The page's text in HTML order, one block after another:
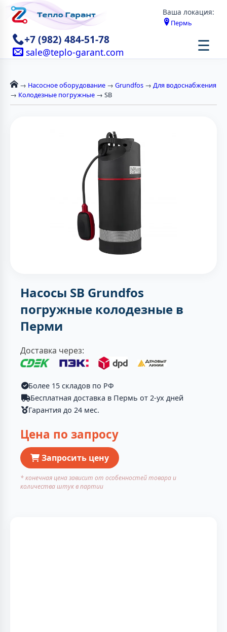
Ваша локация:
Пермь
+7 (982) 484-51-78
sale@teplo-garant.com ☰
→ Насосное оборудование → Grundfos → Для водоснабжения
→ Колодезные погружные → SB
Насосы SB Grundfos
погружные колодезные в
Перми
Доставка через:
Более 15 складов по РФ
Бесплатная доставка в Пермь от 2-ух дней
Гарантия до 24 мес.
Цена по запросу
Запросить цену
* конечная цена зависит от особенностей товара и
количества штук в партии